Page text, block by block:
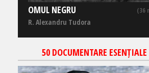
OMUL NEGRU (36
R. Alexandru Tudora
50 DOCUMENTARE ESENȚIALE